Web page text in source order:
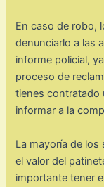
En caso de robo,
denunciarlo a las
informe policial,
proceso de
tienes contratado
informar a la
La mayoría de
el valor del
importante tener